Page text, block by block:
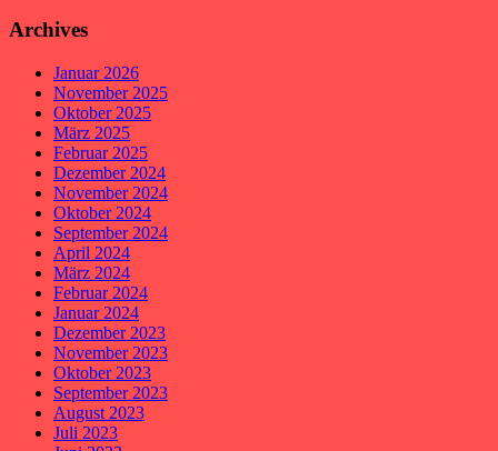
Archives
Januar 2026
November 2025
Oktober 2025
März 2025
Februar 2025
Dezember 2024
November 2024
Oktober 2024
September 2024
April 2024
März 2024
Februar 2024
Januar 2024
Dezember 2023
November 2023
Oktober 2023
September 2023
August 2023
Juli 2023